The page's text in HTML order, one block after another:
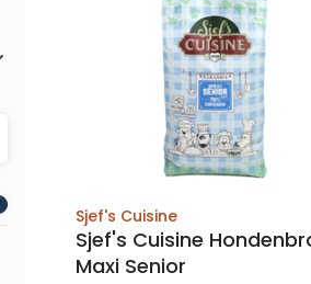
Sjef's Cuisine
Sjef's Cuisine
Maxi Senior